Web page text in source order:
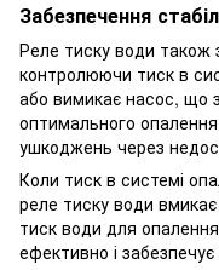
Забезпечення
Реле тиску води також
контролюючи тиск в
або вимикає насос, що
оптимального
ушкоджень через
Коли тиск в системі
реле тиску води
тиск води для
ефективно і